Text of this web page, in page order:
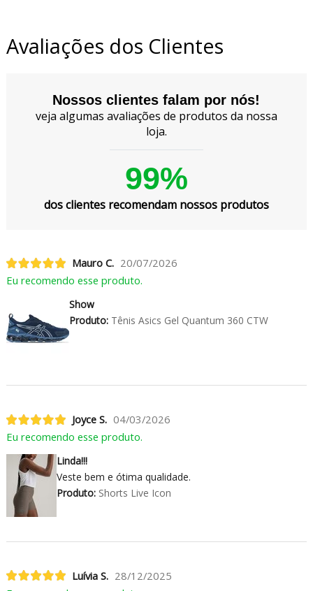
Avaliações dos Clientes
Nossos clientes falam por nós!
veja algumas avaliações de produtos da nossa
loja.
99%
dos clientes recomendam nossos produtos
Mauro C. 20/07/2026
Eu recomendo esse produto.
Show
Produto:Tênis Asics Gel Quantum 360 CTW
Joyce S. 04/03/2026
Eu recomendo esse produto.
Linda!!!
Veste bem e ótima qualidade.
Produto:Shorts Live Icon
Luívia S. 28/12/2025